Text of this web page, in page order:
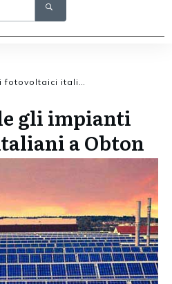
gli impianti
a Obton